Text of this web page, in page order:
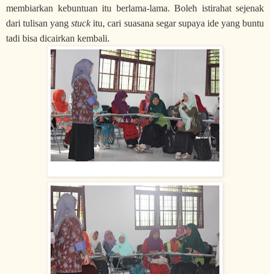
membiarkan kebuntuan itu berlama-lama. Boleh istirahat sejenak
dari tulisan yang stuckitu, cari suasana segar supaya ide yang buntu
tadi bisa dicairkan kembali.